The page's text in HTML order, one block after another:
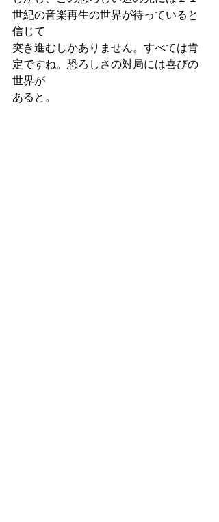
世紀の音楽再生の世界が待っていると
信じて
突き進むしかありません。すべては肯
定ですね。恐ろしさの対局には喜びの
世界が
あると。